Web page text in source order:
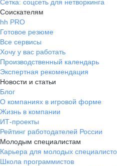
Сетка: соцсеть для нетворкинга
Соискателям
hh PRO
Готовое резюме
Все сервисы
Хочу у вас работать
Производственный календарь
Экспертная рекомендация
Новости и статьи
Блог
О компаниях в игровой форме
Жизнь в компании
ИТ-проекты
Рейтинг работодателей России
Молодым специалистам
Карьера для молодых
Школа программистов